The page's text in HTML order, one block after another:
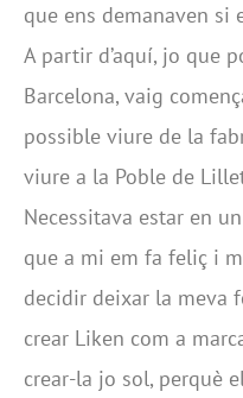
que ens demanaven si
A partir d’aquí, jo que
Barcelona, vaig
possible viure de la
viure a la Poble de
Necessitava estar en
que a mi em fa feliç i
decidir deixar la meva
crear Liken com a
crear-la jo sol, perquè